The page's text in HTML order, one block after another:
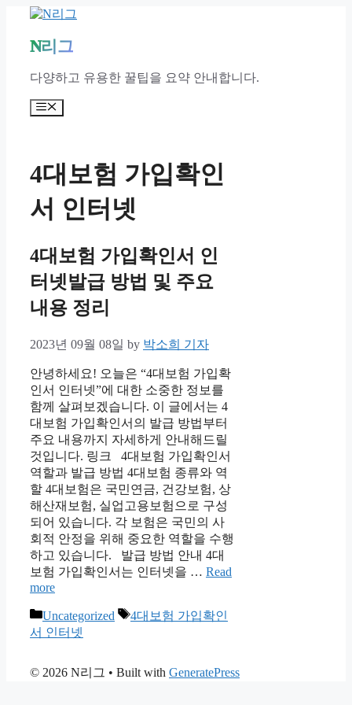
contentN리그
다양하고 유용한 꿀팁을 요약 안내합니다.
Menu
4대보험 가입확인
서 인터넷
4대보험 가입확인서 인
터넷발급 방법 및 주요
내용 정리
2023년 09월 08일 by 박소희 기자
안녕하세요! 오늘은 “4대보험 가입확
인서 인터넷”에 대한 소중한 정보를
함께 살펴보겠습니다. 이 글에서는 4
대보험 가입확인서의 발급 방법부터
주요 내용까지 자세하게 안내해드릴
것입니다. 링크 4대보험 가입확인서
역할과 발급 방법 4대보험 종류와 역
할 4대보험은 국민연금, 건강보험, 상
해산재보험, 실업고용보험으로 구성
되어 있습니다. 각 보험은 국민의 사
회적 안정을 위해 중요한 역할을 수행
하고 있습니다. 발급 방법 안내 4대
보험 가입확인서는 인터넷을 … Read
more
Categories
Uncategorized Tags
4대보험 가입확인
서 인터넷
© 2026 N리그 • Built with GeneratePress